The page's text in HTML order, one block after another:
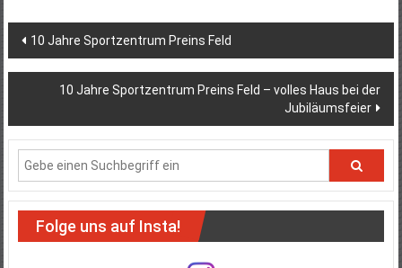
Beitragsnavigation
10 Jahre Sportzentrum Preins Feld
10 Jahre Sportzentrum Preins Feld – volles Haus bei der
Jubiläumsfeier
Folge uns auf Insta!